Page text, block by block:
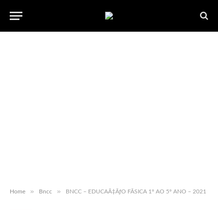
Home » Bncc » BNCC – EDUCAÃ‡ÃƒO FÃSICA 1º AO 5º ANO – 2021